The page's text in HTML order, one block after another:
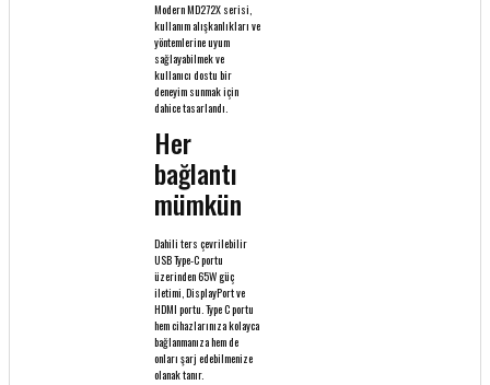
Modern MD272X serisi,
kullanım alışkanlıkları ve
yöntemlerine uyum
sağlayabilmek ve
kullanıcı dostu bir
deneyim sunmak için
dahice tasarlandı.
Her
bağlantı
mümkün
Dahili ters çevrilebilir
USB Type-C portu
üzerinden 65W güç
iletimi, DisplayPort ve
HDMI portu. Type C portu
hem cihazlarınıza kolayca
bağlanmanıza hem de
onları şarj edebilmenize
olanak tanır.